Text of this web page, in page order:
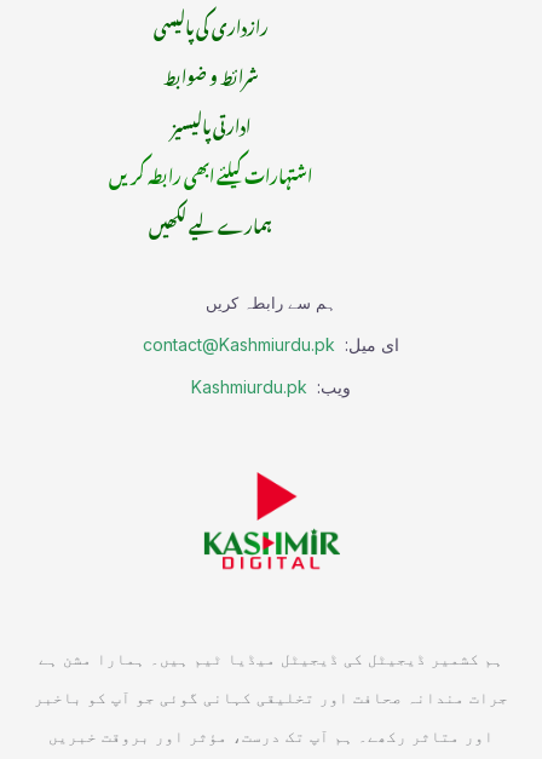
رازداری کی پالیسی
شرائط و ضوابط
ادارتی پالیسیز
اشتہارات کیلئے ابھی رابطہ کریں
ہمارے لیے لکھیں
ہم سے رابطہ کریں
ای میل: contact@Kashmiurdu.pk
ویب: Kashmiurdu.pk
ہم کشمیر ڈیجیٹل کی ڈیجیٹل میڈیا ٹیم ہیں۔ ہمارا مشن ہے
جرات مندانہ صحافت اور تخلیقی کہانی گوئی جو آپ کو باخبر
اور متاثر رکھے۔ ہم آپ تک درست، مؤثر اور بروقت خبریں